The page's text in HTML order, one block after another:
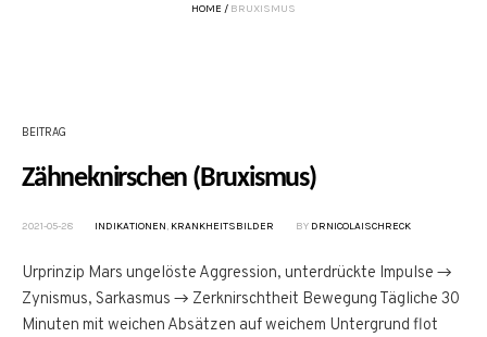
HOME / BRUXISMUS
BEITRAG
Zähneknirschen (Bruxismus)
2021-05-28 INDIKATIONEN, KRANKHEITSBILDER BY DRNICOLAISCHRECK
Urprinzip Mars ungelöste Aggression, unterdrückte Impulse →
Zynismus, Sarkasmus → Zerknirschtheit Bewegung Tägliche 30
Minuten mit weichen Absätzen auf weichem Untergrund flot